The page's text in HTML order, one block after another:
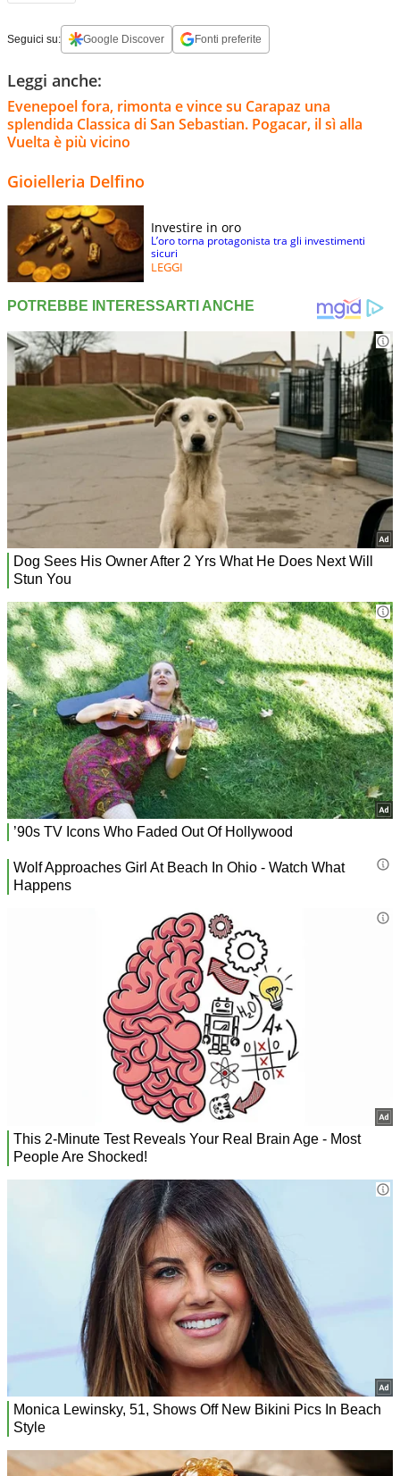
Seguici su: Google Discover Fonti preferite
Leggi anche:
Evenepoel fora, rimonta e vince su Carapaz una
splendida Classica di San Sebastian. Pogacar, il sì alla
Vuelta è più vicino
Gioielleria Delfino
Investire in oro
L’oro torna protagonista tra gli investimenti
sicuri
LEGGI